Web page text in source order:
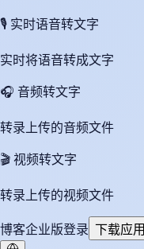
🎙️ 实时语音转文字
实时将语音转成文字
🎧 音频转文字
转录上传的音频文件
🎬 视频转文字
转录上传的视频文件
博客企业版登录 下载应用